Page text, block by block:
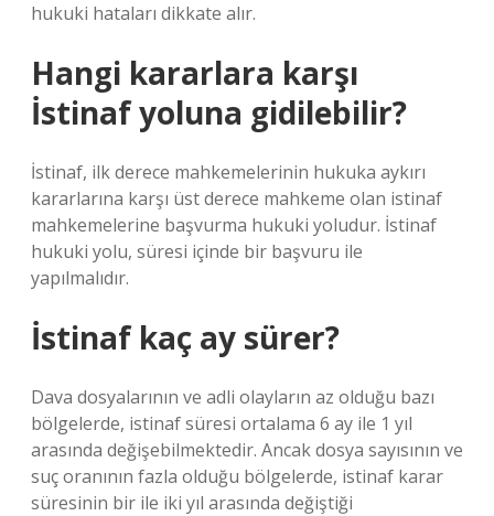
hukuki hataları dikkate alır.
Hangi kararlara karşı
İstinaf yoluna gidilebilir?
İstinaf, ilk derece mahkemelerinin hukuka aykırı
kararlarına karşı üst derece mahkeme olan istinaf
mahkemelerine başvurma hukuki yoludur. İstinaf
hukuki yolu, süresi içinde bir başvuru ile
yapılmalıdır.
İstinaf kaç ay sürer?
Dava dosyalarının ve adli olayların az olduğu bazı
bölgelerde, istinaf süresi ortalama 6 ay ile 1 yıl
arasında değişebilmektedir. Ancak dosya sayısının ve
suç oranının fazla olduğu bölgelerde, istinaf karar
süresinin bir ile iki yıl arasında değiştiği